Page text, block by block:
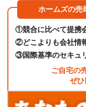
ホームズの売
①競合に比べて提携
②どこよりも会社情
③国際基準のセキュ
ご自宅の
ぜ